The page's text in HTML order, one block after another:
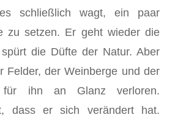
schließlich wagt, ein paar
zu setzen. Er geht wieder die
die Düfte der Natur. Aber
Felder, der Weinberge und der
für ihn an Glanz verloren.
dass er sich verändert hat.